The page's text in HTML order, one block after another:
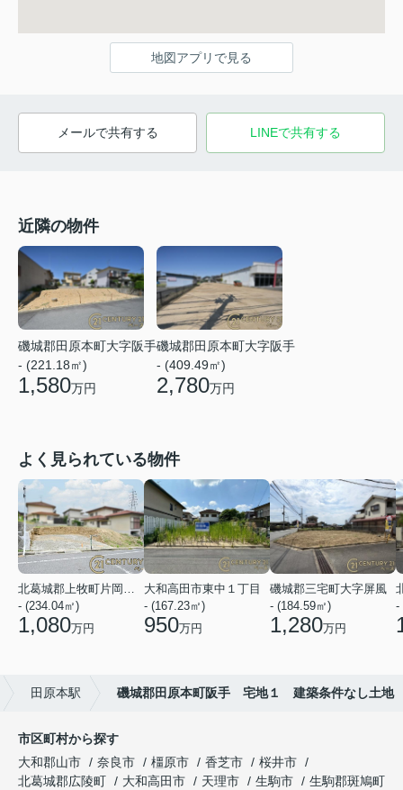
地図アプリで見る
メールで共有する LINEで共有する
近隣の物件
磯城郡田原本町大字阪手
- (221.18㎡)
1,580万円
磯城郡田原本町大字阪手
- (409.49㎡)
2,780万円
よく見られている物件
北葛城郡上牧町片岡台１丁目
- (234.04㎡)
1,080万円
大和高田市東中１丁目
- (167.23㎡)
950万円
磯城郡三宅町大字屏風
- (184.59㎡)
1,280万円
-
田原本駅 磯城郡田原本町阪手 宅地１ 建築条件なし土地
市区町村から探す
大和郡山市
奈良市 橿原市 香芝市
桜井市
北葛城郡広陵町
大和高田市 天理市 生駒市
生駒郡斑鳩町